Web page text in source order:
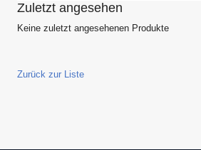
Zuletzt angesehen
Keine zuletzt angesehenen Produkte
Zurück zur Liste